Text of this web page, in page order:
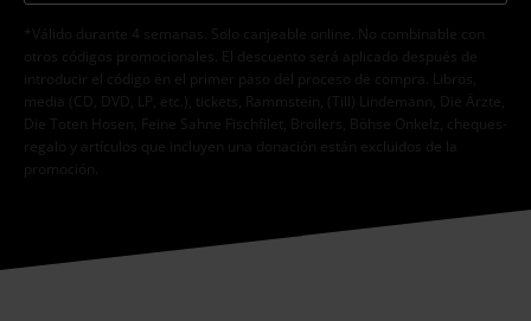
*Válido durante 4 semanas. Solo canjeable online. No combinable con
otros códigos promocionales. El descuento será aplicado después de
introducir el código en el primer paso del proceso de compra. Libros,
media (CD, DVD, LP, etc.), tickets, Rammstein, (Till) Lindemann, Die Ärzte,
Die Toten Hosen, Feine Sahne Fischfilet, Broilers, Böhse Onkelz, cheques-
regalo y artículos que incluyen una donación están excluidos de la
promoción.